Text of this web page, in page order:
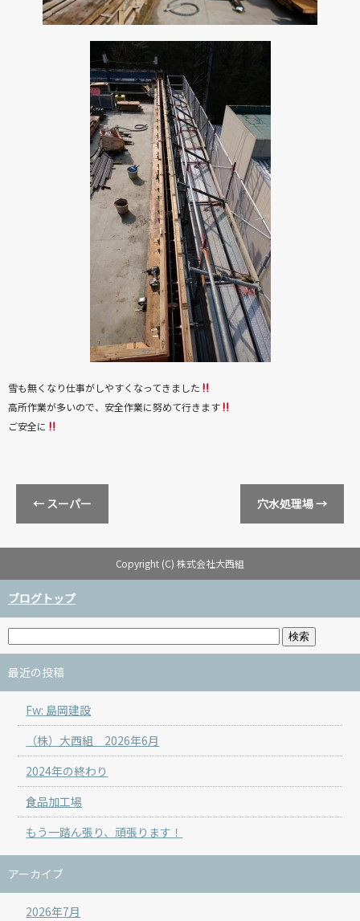
雪も無くなり仕事がしやすくなってきました
高所作業が多いので、安全作業に努めて行きます
ご安全に
← スーパー 穴水処理場→
Copyright (C) 株式会社大西組
ブログトップ
最近の投稿
Fw: 島岡建設
（株）大西組 2026年6月
2024年の終わり
食品加工場
もう一踏ん張り、頑張ります！
アーカイブ
2026年7月